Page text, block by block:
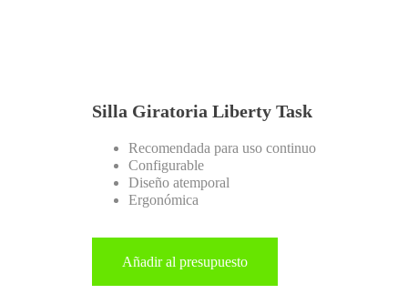
Silla Giratoria Liberty Task
Recomendada para uso continuo
Configurable
Diseño atemporal
Ergonómica
Añadir al presupuesto